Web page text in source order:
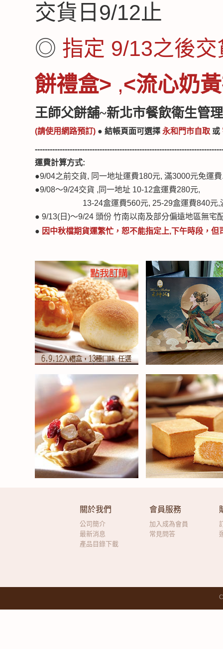
交貨日9/12止
◎ 指定 9/13之後
餅禮盒> ,<流心奶
王師父餅舖~新北市餐飲衛生管
(請使用網路預訂) ● 結帳頁面可選擇 永和門市自取 或
運費計算方式:
●9/04之前交貨, 同一地址運費180元, 滿3000元免運
●9/08～9/24交貨 ,同一地址 10-12盒運費280元,
13-24盒運費560元, 25-29盒運費840元,滿
● 9/13(日)～9/24 頭份 竹南以南及部分偏遠地區無宅
● 因中秋檔期貨運繁忙， 恕不能指定上,下午時段 ， 但
關於我們
公司簡介
最新消息
產品目錄下載
會員服務
加入成為會員
常見問答